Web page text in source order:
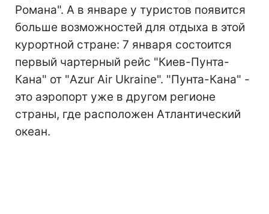
Романа". А в январе у туристов появится
больше возможностей для отдыха в этой
курортной стране: 7 января состоится
первый чартерный рейс "Киев-Пунта-
Кана" от "Azur Air Ukraine". "Пунта-Кана" -
это аэропорт уже в другом регионе
страны, где расположен Атлантический
океан.